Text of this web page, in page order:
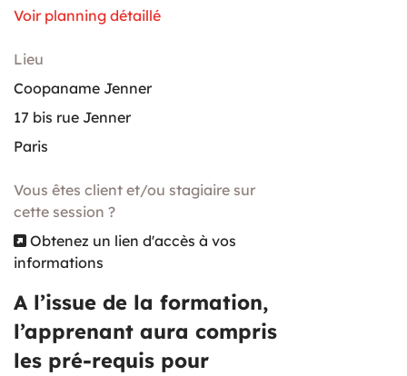
Voir planning détaillé
Lieu
Coopaname Jenner
17 bis rue Jenner
Paris
Vous êtes client et/ou stagiaire sur
cette session ?
Obtenez un lien d'accès à vos
informations
A l’issue de la formation,
l’apprenant aura compris
les pré-requis pour